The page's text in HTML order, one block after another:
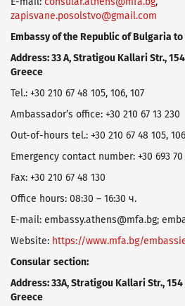
zapisvane.posolstvo@gmail.com
Embassy of the Republic of Bulgaria
Address: 33 Α, Stratigou Kallari Str.,
Greece
Tel.: +30 210 67 48 105, 106, 107
Ambassador’s office: +30 210 67 13 230
Оut-of-hours tel.: +30 210 67 48 105,
Emergency contact number: +30 693 70
Fax: +30 210 67 48 130
Office hours: 08:30 – 16:30 ч.
E-mail: embassy.athens@mfa.bg;
Website: https://www.mfa.bg/
Consular section:
Address: 33Α, Stratigou Kallari Str.,
Greece